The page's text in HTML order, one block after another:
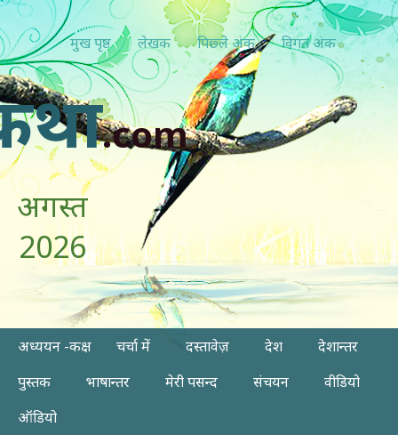
मुख पृष्ठ लेखक पिछ्ले अंक विगत अंक
.com
अगस्त
2026
अध्ययन -कक्ष चर्चा में दस्तावेज़ देश
देशान्तर
पुस्तक
भाषान्तर मेरी पसन्द संचयन
वीडियो
ऑडियो